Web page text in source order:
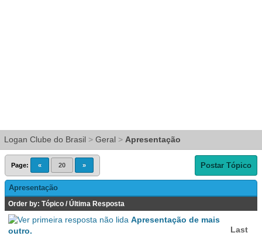
Logan Clube do Brasil > Geral > Apresentação
Page: « 20 » Postar Tópico
Apresentação
Order by: Tópico / Última Resposta
Apresentação de mais
outro.
Last